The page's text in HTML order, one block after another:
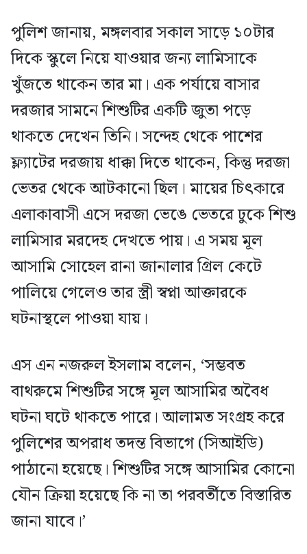
পুলিশ জানায়, মঙ্গলবার সকাল সাড়ে ১০টার
দিকে স্কুলে নিয়ে যাওয়ার জন্য লামিসাকে
খুঁজতে থাকেন তার মা। এক পর্যায়ে বাসার
দরজার সামনে শিশুটির একটি জুতা পড়ে
থাকতে দেখেন তিনি। সন্দেহ থেকে পাশের
ফ্ল্যাটের দরজায় ধাক্কা দিতে থাকেন, কিন্তু দরজা
ভেতর থেকে আটকানো ছিল। মায়ের চিৎকারে
এলাকাবাসী এসে দরজা ভেঙে ভেতরে ঢুকে শিশু
লামিসার মরদেহ দেখতে পায়। এ সময় মূল
আসামি সোহেল রানা জানালার গ্রিল কেটে
পালিয়ে গেলেও তার স্ত্রী স্বপ্না আক্তারকে
ঘটনাস্থলে পাওয়া যায়।
এস এন নজরুল ইসলাম বলেন, ‘সম্ভবত
বাথরুমে শিশুটির সঙ্গে মূল আসামির অবৈধ
ঘটনা ঘটে থাকতে পারে। আলামত সংগ্রহ করে
পুলিশের অপরাধ তদন্ত বিভাগে (সিআইডি)
পাঠানো হয়েছে। শিশুটির সঙ্গে আসামির কোনো
যৌন ক্রিয়া হয়েছে কি না তা পরবর্তীতে বিস্তারিত
জানা যাবে।’